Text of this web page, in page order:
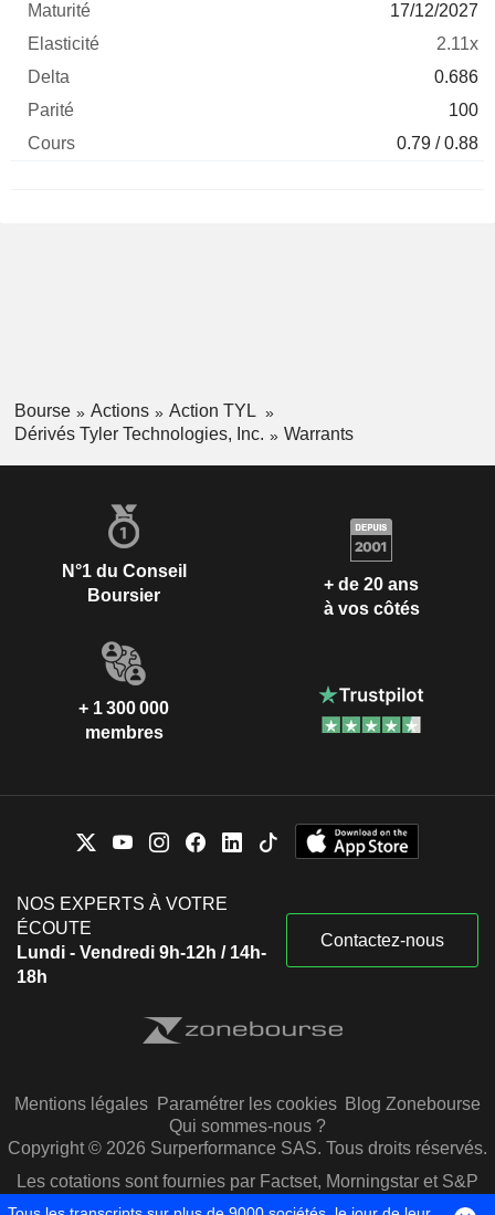
17/12/2027
2.11x
0.686
100
0.79 / 0.88
Bourse Actions
Action TYL
Dérivés Tyler Technologies, Inc.
Warrants
N°1 du Conseil
Boursier
+ de 20 ans
à vos côtés
+ 1 300 000
membres
NOS EXPERTS À VOTRE
ÉCOUTE
Lundi - Vendredi 9h-12h / 14h-
18h
Contactez-nous
Mentions légales Paramétrer les cookies Blog Zonebourse
Qui sommes-nous ?
Copyright © 2026 Surperformance SAS. Tous droits réservés.
Les cotations sont fournies par Factset, Morningstar et S&P
Capital IQ